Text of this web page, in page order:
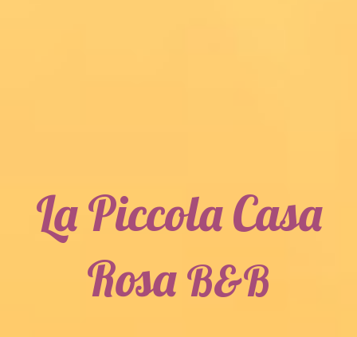
La Piccola Casa
RosaB&B